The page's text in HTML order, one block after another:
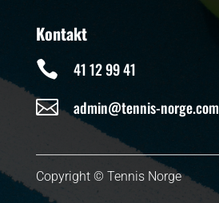
Kontakt
 41 12 99 41
 admin@tennis-norge.com
Copyright © Tennis Norge